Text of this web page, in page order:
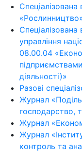
управління
08.00.04
діяльності)»
Разові
Журнал
господарство,
Журнал
Журнал
контроль та